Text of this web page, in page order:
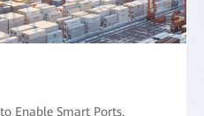
Enable Smart Ports.